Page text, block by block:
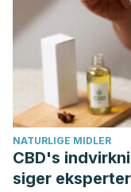
[consultado el 22
de: https://
Sevillano M,
relaciones
Prospectiva
225-256.
https://
NATURLIGE MIDLER
CBD's
siger